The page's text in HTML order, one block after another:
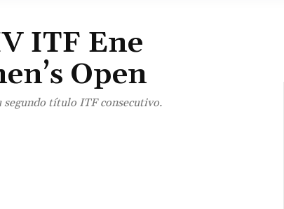
ITF Ene
Open
segundo título ITF consecutivo.